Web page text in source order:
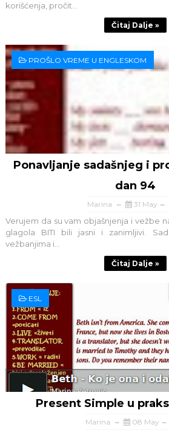
korišćenja, pročit...
Čitaj Dalje »
PROŠLO VREME U ENGLESKOM
Ponavljanje sadašnjeg i
dan 94
Marina 31 May
Verujem da su vam objašnjenja i vežbe
glagola BITI bili jasni i zanimljivi.
vežbanjima i...
Čitaj Dalje »
ESL
Present Simple u
Marina 08 May